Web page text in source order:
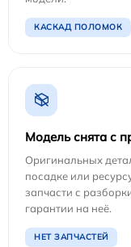
КАСКАД ПОЛОМОК
Модель снята с
Оригинальных
посадке или
запчасти с
гарантии на неё.
НЕТ ЗАПЧАСТЕЙ